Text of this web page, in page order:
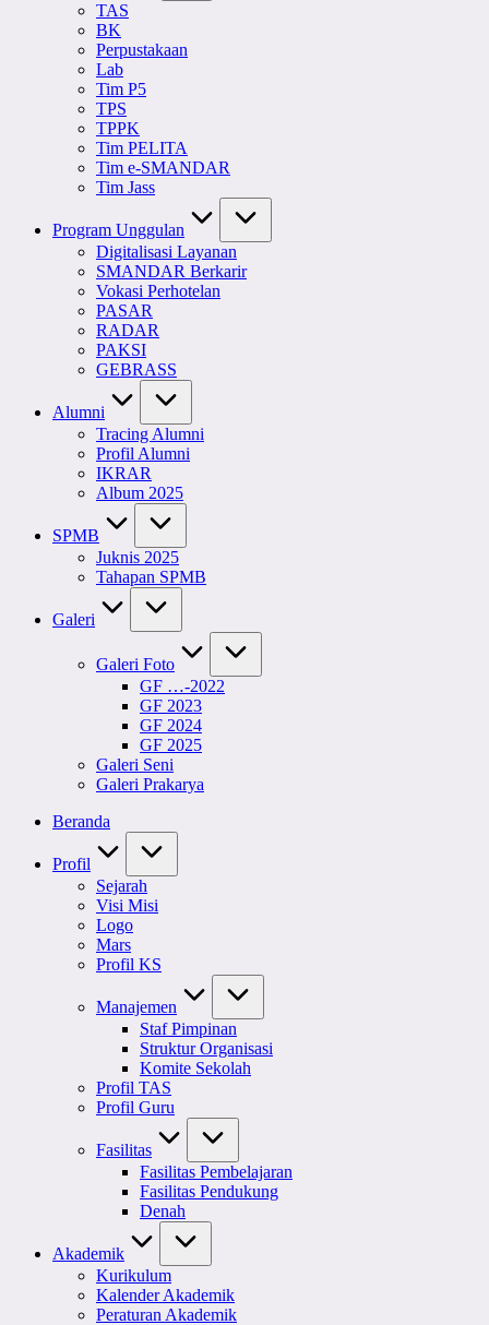
TAS
BK
Perpustakaan
Lab
Tim P5
TPS
TPPK
Tim PELITA
Tim e-SMANDAR
Tim Jass
Program Unggulan
Digitalisasi Layanan
SMANDAR Berkarir
Vokasi Perhotelan
PASAR
RADAR
PAKSI
GEBRASS
Alumni
Tracing Alumni
Profil Alumni
IKRAR
Album 2025
SPMB
Juknis 2025
Tahapan SPMB
Galeri
Galeri Foto
GF …-2022
GF 2023
GF 2024
GF 2025
Galeri Seni
Galeri Prakarya
Beranda
Profil
Sejarah
Visi Misi
Logo
Mars
Profil KS
Manajemen
Staf Pimpinan
Struktur Organisasi
Komite Sekolah
Profil TAS
Profil Guru
Fasilitas
Fasilitas Pembelajaran
Fasilitas Pendukung
Denah
Akademik
Kurikulum
Kalender Akademik
Peraturan Akademik